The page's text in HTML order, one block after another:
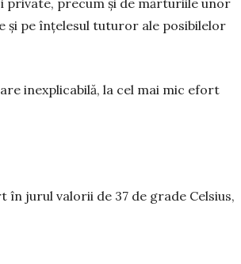
private, precum și de măr­turiile unor
pe înțele­sul tuturor ale posi­bile­lor
inexplicabilă, la cel mai mic efort
jurul valorii de 37 de grade Celsius,